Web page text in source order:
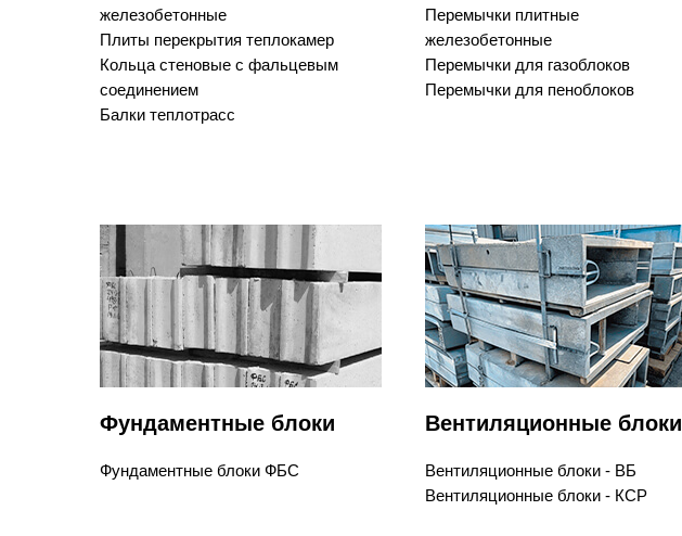
железобетонные
Плиты перекрытия теплокамер
Кольца стеновые с фальцевым
соединением
Балки теплотрасс
Перемычки плитные
железобетонные
Перемычки для газоблоков
Перемычки для пеноблоков
Фундаментные блоки
Фундаментные блоки ФБС
Вентиляционные блоки
Вентиляционные блоки - ВБ
Вентиляционные блоки - КСР